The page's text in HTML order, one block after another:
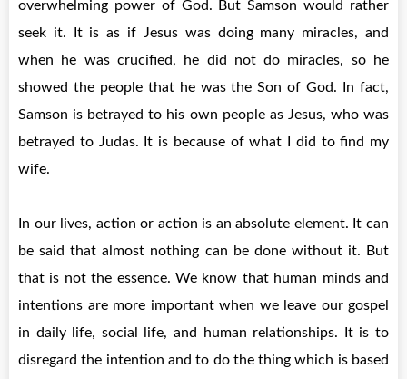
overwhelming power of God. But Samson would rather
seek it. It is as if Jesus was doing many miracles, and
when he was crucified, he did not do miracles, so he
showed the people that he was the Son of God. In fact,
Samson is betrayed to his own people as Jesus, who was
betrayed to Judas. It is because of what I did to find my
wife.
In our lives, action or action is an absolute element. It can
be said that almost nothing can be done without it. But
that is not the essence. We know that human minds and
intentions are more important when we leave our gospel
in daily life, social life, and human relationships. It is to
disregard the intention and to do the thing which is based